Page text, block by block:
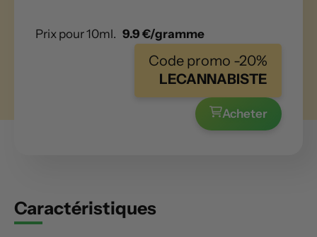
Prix pour 10ml. 9.9 €/gramme
Code promo -20%
LECANNABISTE
Acheter
Caractéristiques